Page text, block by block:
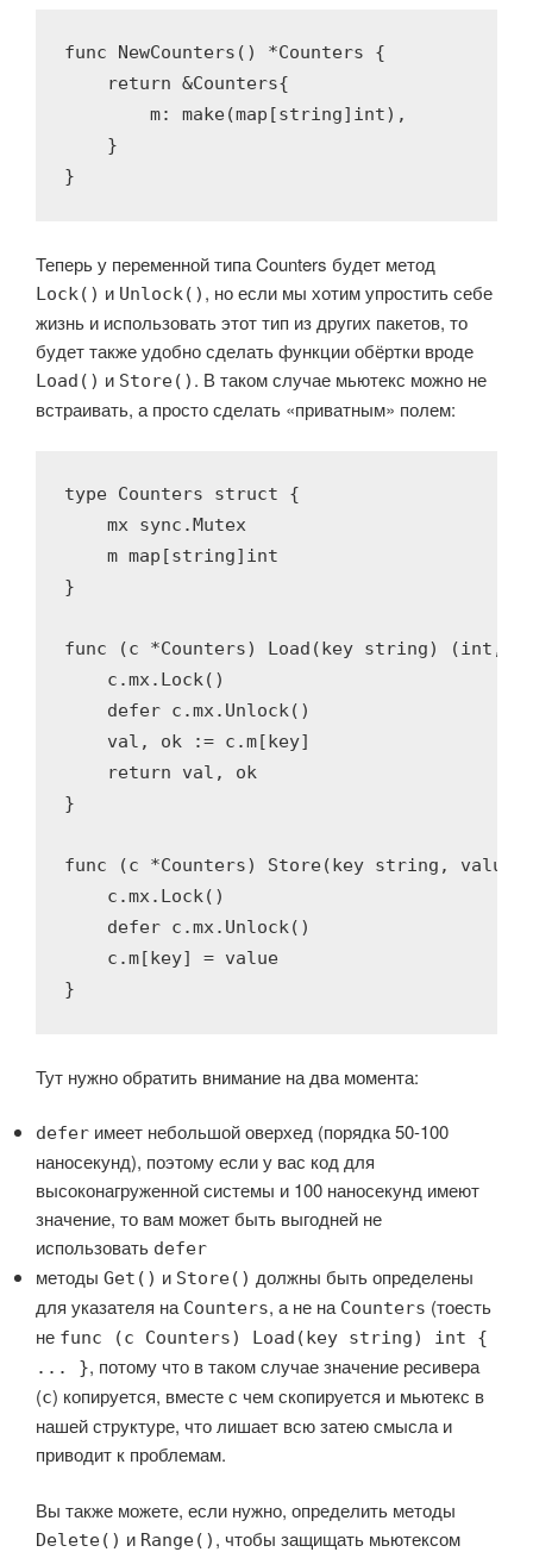
func NewCounters () *Counters {
return &Counters{
        m:
make(map [string] int),
    }
}
Теперь у переменной типа Counters будет метод
Lock() и Unlock() , но если мы хотим упростить себе
жизнь и использовать этот тип из других пакетов, то
будет также удобно сделать функции обёртки вроде
Load() и Store() . В таком случае мьютекс можно не
встраивать, а просто сделать «приватным» полем:
type Counters struct {
    mx sync.Mutex
    m
map [string] int
}
func (c *Counters) Load (key string) (int ,
    c.mx.Lock()
defer c.mx.Unlock()
    val, ok := c.m[key]
return val, ok
}
func (c *Counters) Store(key string , value
    c.mx.Lock()
defer c.mx.Unlock()
    c.m[key] = value
}
Тут нужно обратить внимание на два момента:
defer имеет небольшой оверхед (порядка 50-100
наносекунд), поэтому если у вас код для
высоконагруженной системы и 100 наносекунд имеют
значение, то вам может быть выгодней не
использовать defer
методы Get() и Store() должны быть определены
для указателя на Counters, а не на Counters (тоесть
не func (c Counters) Load(key string) int {
... }, потому что в таком случае значение ресивера
(c) копируется, вместе с чем скопируется и мьютекс в
нашей структуре, что лишает всю затею смысла и
приводит к проблемам.
Вы также можете, если нужно, определить методы
Delete() и Range() , чтобы защищать мьютексом